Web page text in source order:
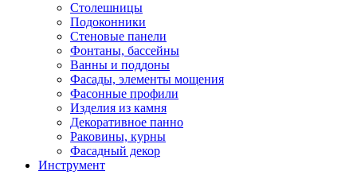
Столешницы
Подоконники
Стеновые панели
Фонтаны, бассейны
Ванны и поддоны
Фасады, элементы мощения
Фасонные профили
Изделия из камня
Декоративное панно
Раковины, курны
Фасадный декор
Инструмент